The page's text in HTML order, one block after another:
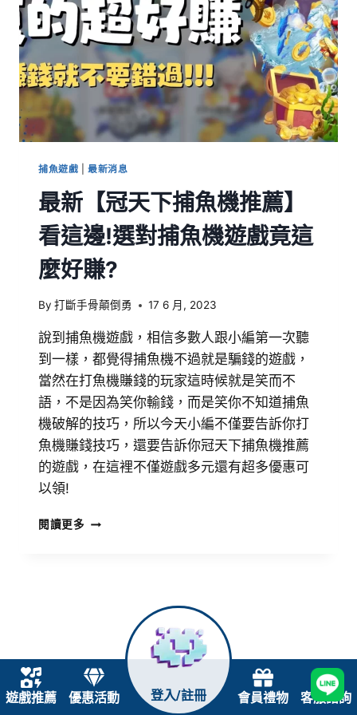
捕魚遊戲 |最新消息
最新【冠天下捕魚機推薦】
看這邊!選對捕魚機遊戲竟這
麼好賺?
By 打斷手骨顛倒勇 17 6 月, 2023
說到捕魚機遊戲，相信多數人跟小編第一次聽
到一樣，都覺得捕魚機不過就是騙錢的遊戲，
當然在打魚機賺錢的玩家這時候就是笑而不
語，不是因為笑你輸錢，而是笑你不知道捕魚
機破解的技巧，所以今天小編不僅要告訴你打
魚機賺錢技巧，還要告訴你冠天下捕魚機推薦
的遊戲，在這裡不僅遊戲多元還有超多優惠可
以領!
閱讀更多
遊戲推薦 優惠活動 登入/註冊 會員禮物 客服諮詢